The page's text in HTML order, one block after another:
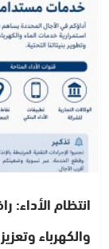
انتظام
والكهرباء